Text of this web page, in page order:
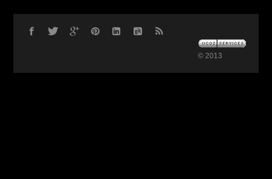
© 2013